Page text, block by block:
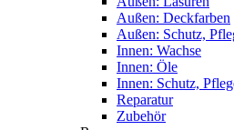
Außen: Deckfarben
Außen: Schutz,
Innen: Wachse
Innen: Öle
Innen: Schutz,
Reparatur
Zubehör